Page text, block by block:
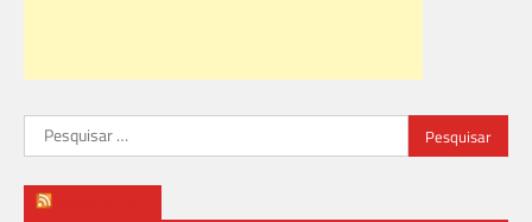
Pesquisar
por: